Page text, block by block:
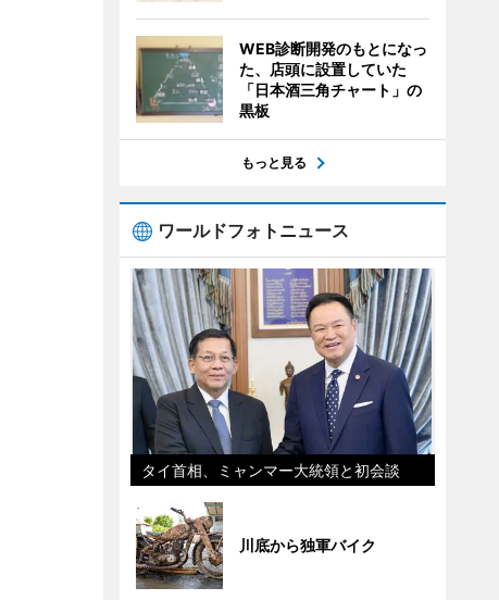
WEB診断開発のもとになっ
た、店頭に設置していた
「日本酒三角チャート」の
黒板
もっと見る
ワールドフォトニュース
タイ首相、ミャンマー大統領と初会談
川底から独軍バイク